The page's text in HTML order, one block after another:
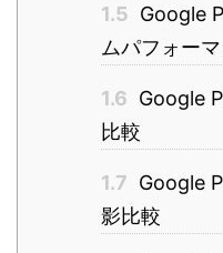
1.5 Google
ムパフォー
1.6 Google
比較
1.7 Google
影比較